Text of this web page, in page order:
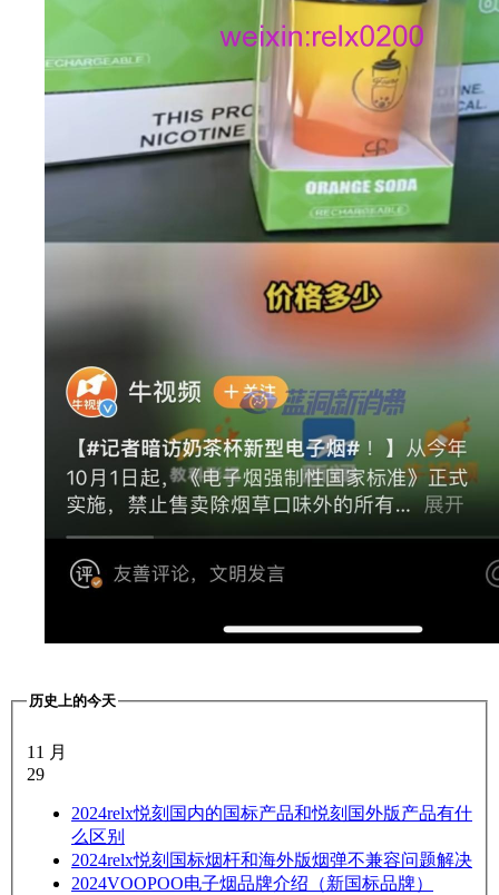
历史上的今天
11 月
29
2024relx悦刻国内的国标产品和悦刻国外版产品有什
么区别
2024relx悦刻国标烟杆和海外版烟弹不兼容问题解决
2024VOOPOO电子烟品牌介绍（新国标品牌）